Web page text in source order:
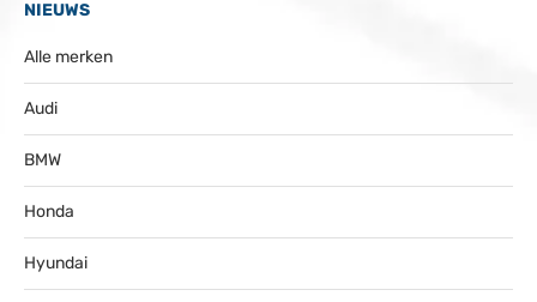
NIEUWS
Alle merken
Audi
BMW
Honda
Hyundai